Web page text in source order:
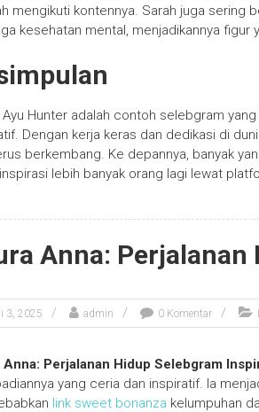
mengikuti kontennya. Sarah juga sering
kesehatan mental, menjadikannya
Ayu Hunter adalah contoh selebgram
Dengan kerja keras dan dedikasi di
berkembang. Ke depannya, banyak
lebih banyak orang lagi lewat
Anna:
3, 2025 admin 0 Komentar
Anna: Perjalanan Hidup Selebgram
yang ceria dan inspiratif. Ia
link sweet bonanza kelumpuhan